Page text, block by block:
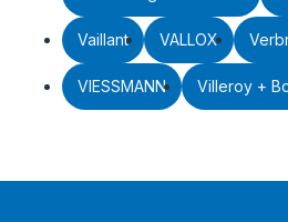
Vaillant VALLOX
VIESSMANN Villeroy +